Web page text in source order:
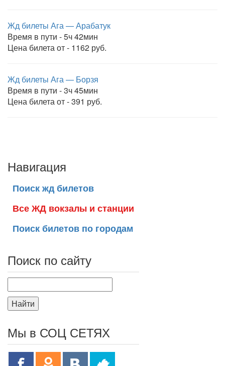
Жд билеты Ага — Арабатук
Время в пути - 5ч 42мин
Цена билета от - 1162 руб.
Жд билеты Ага — Борзя
Время в пути - 3ч 45мин
Цена билета от - 391 руб.
Навигация
Поиск жд билетов
Все ЖД вокзалы и станции
Поиск билетов по городам
Поиск по сайту
Найти
Мы в СОЦ СЕТЯХ